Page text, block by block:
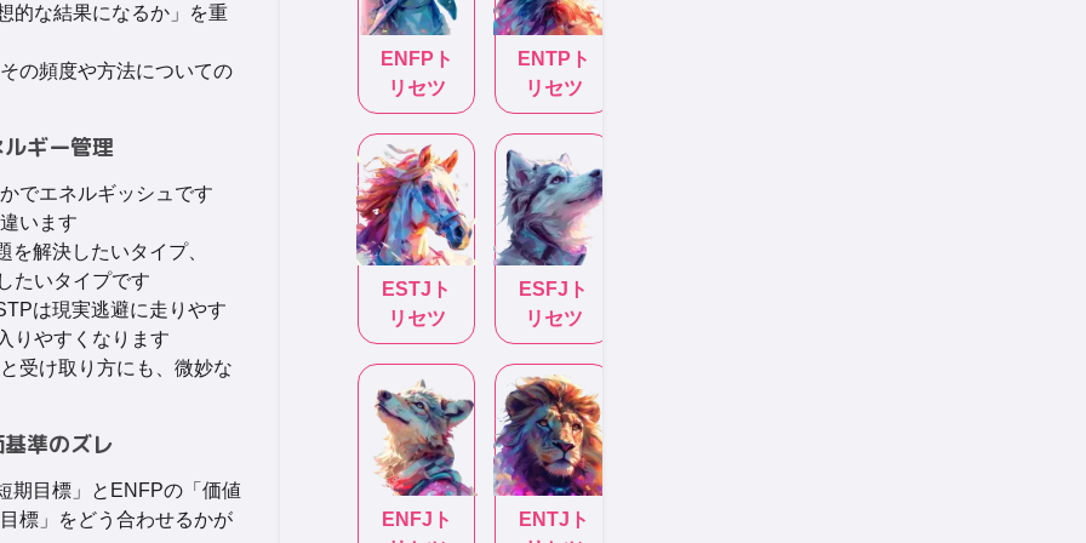
的な結果になるか」を重
の頻度や方法についての
ギー管理
でエネルギッシュです
います
解決したいタイプ、
たいタイプです
は現実逃避に走りやす
りやすくなります
受け取り方にも、微妙な
準のズレ
期目標」とENFPの「価値
標」をどう合わせるかが
ENFP ト
リセツ
ENTP ト
リセツ
ESTJ ト
リセツ
ESFJ ト
リセツ
ENFJ ト
ENTJ ト